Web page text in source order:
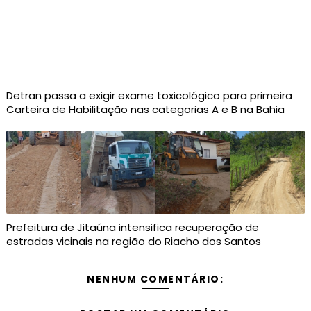
Detran passa a exigir exame toxicológico para primeira
Carteira de Habilitação nas categorias A e B na Bahia
Prefeitura de Jitaúna intensifica recuperação de
estradas vicinais na região do Riacho dos Santos
NENHUM COMENTÁRIO: